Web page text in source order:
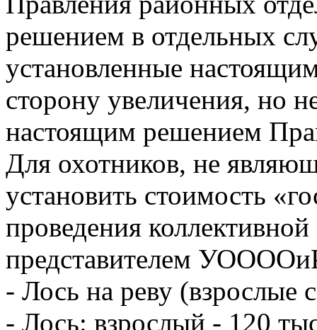
решением в отдельных
установленные
сторону увеличения, но
настоящим решением
Для охотников, не
установить стоимость
проведения
представителем
- Лось на реву
- Лось: взрослый - 120